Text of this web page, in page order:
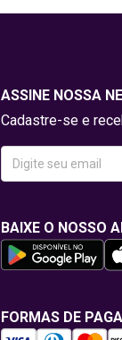
ASSINE NOSSA
Cadastre-se e
BAIXE O NOSSO
FORMAS DE